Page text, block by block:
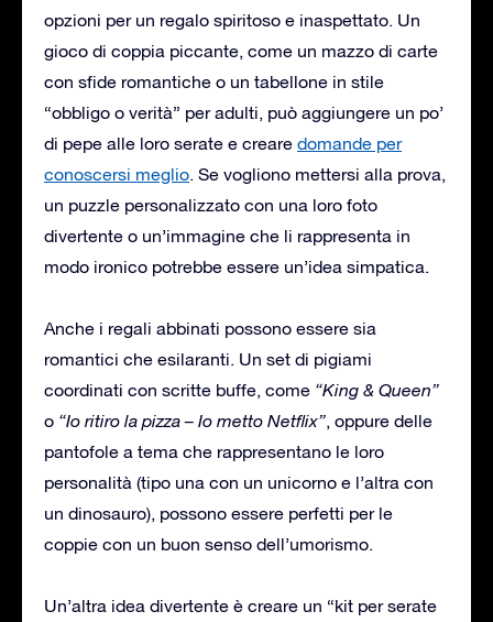
opzioni per un regalo spiritoso e inaspettato. Un
gioco di coppia piccante, come un mazzo di carte
con sfide romantiche o un tabellone in stile
“obbligo o verità” per adulti, può aggiungere un po’
di pepe alle loro serate e creare domande per
conoscersi meglio. Se vogliono mettersi alla prova,
un puzzle personalizzato con una loro foto
divertente o un’immagine che li rappresenta in
modo ironico potrebbe essere un’idea simpatica.
Anche i regali abbinati possono essere sia
romantici che esilaranti. Un set di pigiami
coordinati con scritte buffe, come “King & Queen”
o “Io ritiro la pizza – Io metto Netflix”, oppure delle
pantofole a tema che rappresentano le loro
personalità (tipo una con un unicorno e l’altra con
un dinosauro), possono essere perfetti per le
coppie con un buon senso dell’umorismo.
Un’altra idea divertente è creare un “kit per serate